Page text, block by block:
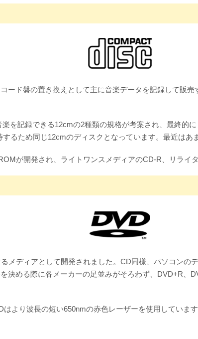
ード盤の置き換えとして主に音楽データを記録して販
を記録できる12cmの2種類の規格が考案され、最終的
るため同じ12cmのディスクとなっています。最近はあ
が開発され、ライトワンスメディアのCD-R、リライ
メディアとして開発されました。CD同様、パソコン
決める際に各メーカーの足並みがそろわず、DVD+R
より波長の短い650nmの赤色レーザーを使用していま